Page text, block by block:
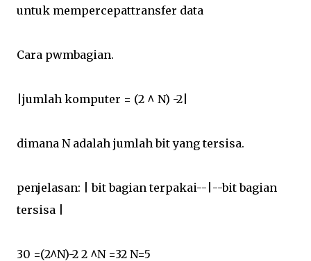
untuk mempercepattransfer data
Cara pwmbagian.
|jumlah komputer = (2 ^ N) -2|
dimana N adalah jumlah bit yang tersisa.
penjelasan: | bit bagian terpakai--|--bit bagian
tersisa |
30 =(2^N)-2 2 ^N =32 N=5